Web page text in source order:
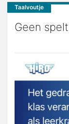
Taalvoutje
Geen